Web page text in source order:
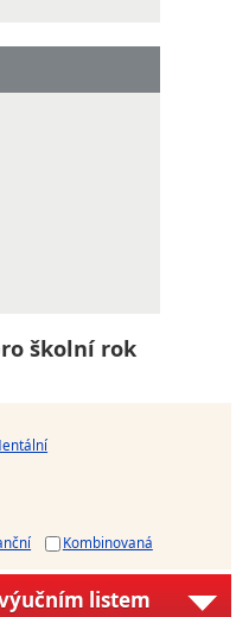
školní rok
Kombinovaná
listem